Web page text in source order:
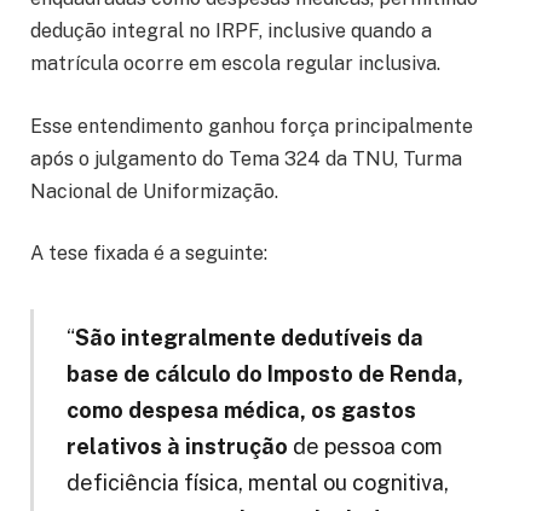
dedução integral no IRPF, inclusive quando a
matrícula ocorre em escola regular inclusiva.
Esse entendimento ganhou força principalmente
após o julgamento do Tema 324 da TNU, Turma
Nacional de Uniformização.
A tese fixada é a seguinte:
“São integralmente dedutíveis da
base de cálculo do Imposto de Renda,
como despesa médica, os gastos
relativos à instrução de pessoa com
deficiência física, mental ou cognitiva,